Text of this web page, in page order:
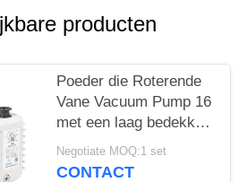
producten
Poeder die Roterende
Vane Vacuum Pump 16
met een laag bedekken
CBM/H-Snelheid 0,55
van de Motorkw Macht
Negotiate MOQ:1 set
CONTACT